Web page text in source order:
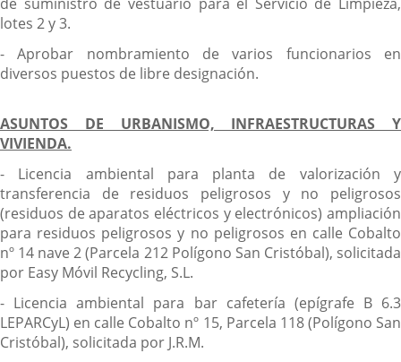
lotes 2 y 3.
- Aprobar nombramiento de varios funcionarios en
diversos puestos de libre designación.
ASUNTOS DE URBANISMO, INFRAESTRUCTURAS Y
VIVIENDA.
- Licencia ambiental para planta de valorización y
transferencia de residuos peligrosos y no peligrosos
(residuos de aparatos eléctricos y electrónicos) ampliación
para residuos peligrosos y no peligrosos en calle Cobalto
nº 14 nave 2 (Parcela 212 Polígono San Cristóbal), solicitada
por Easy Móvil Recycling, S.L.
- Licencia ambiental para bar cafetería (epígrafe B 6.3
LEPARCyL) en calle Cobalto nº 15, Parcela 118 (Polígono San
Cristóbal), solicitada por J.R.M.